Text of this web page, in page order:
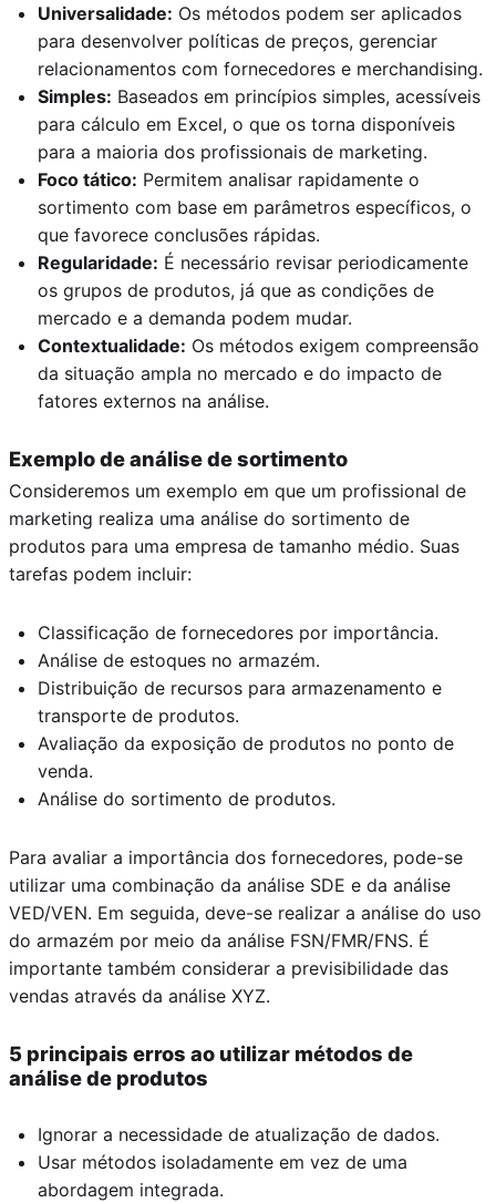
Universalidade: Os métodos podem ser aplicados
para desenvolver políticas de preços, gerenciar
relacionamentos com fornecedores e merchandising.
Simples: Baseados em princípios simples, acessíveis
para cálculo em Excel, o que os torna disponíveis
para a maioria dos profissionais de marketing.
Foco tático: Permitem analisar rapidamente o
sortimento com base em parâmetros específicos, o
que favorece conclusões rápidas.
Regularidade: É necessário revisar periodicamente
os grupos de produtos, já que as condições de
mercado e a demanda podem mudar.
Contextualidade: Os métodos exigem compreensão
da situação ampla no mercado e do impacto de
fatores externos na análise.
Exemplo de análise de sortimento
Consideremos um exemplo em que um profissional de
marketing realiza uma análise do sortimento de
produtos para uma empresa de tamanho médio. Suas
tarefas podem incluir:
Classificação de fornecedores por importância.
Análise de estoques no armazém.
Distribuição de recursos para armazenamento e
transporte de produtos.
Avaliação da exposição de produtos no ponto de
venda.
Análise do sortimento de produtos.
Para avaliar a importância dos fornecedores, pode-se
utilizar uma combinação da análise SDE e da análise
VED/VEN. Em seguida, deve-se realizar a análise do uso
do armazém por meio da análise FSN/FMR/FNS. É
importante também considerar a previsibilidade das
vendas através da análise XYZ.
5 principais erros ao utilizar métodos de
análise de produtos
Ignorar a necessidade de atualização de dados.
Usar métodos isoladamente em vez de uma
abordagem integrada.